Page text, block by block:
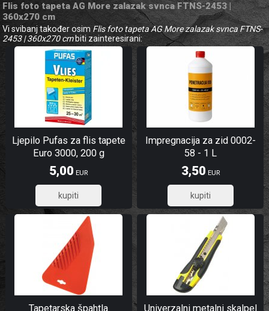
Flis foto tapeta AG More zalazak svnca FTNS-2453 |
360x270 cm
Vi svibanj također osim Flis foto tapeta AG More zalazak svnca FTNS-
2453 | 360x270 cmbiti zainteresirani:
Ljepilo Pufas za flis tapete
Euro 3000, 200 g
5,00 EUR
4,00
Impregnacija za zid 0002-
58 - 1 L
3,50 EUR
2,80
Tapetarska špahtla Univerzalni metalni skalpel